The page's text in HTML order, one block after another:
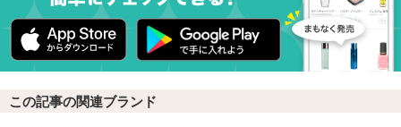
この記事の関連ブランド